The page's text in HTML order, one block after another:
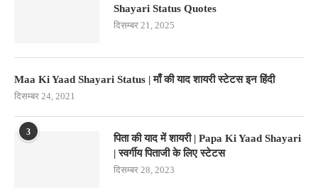
Shayari Status Quotes
दिसम्बर 21, 2025
Maa Ki Yaad Shayari Status | माँ की याद शायरी स्टेटस इन हिंदी
दिसम्बर 24, 2021
3
पिता की याद में शायरी | Papa Ki Yaad Shayari
| स्वर्गीय पिताजी के लिए स्टेटस
दिसम्बर 28, 2023